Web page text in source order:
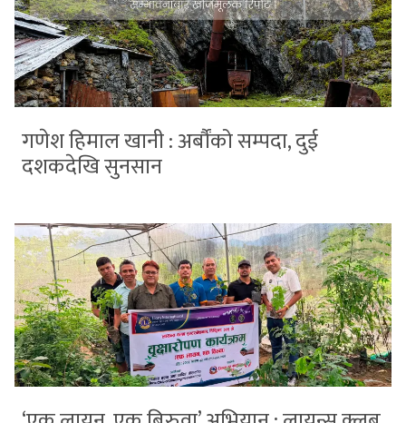
गणेश हिमाल खानी : अर्बौंको सम्पदा, दुई
दशकदेखि सुनसान